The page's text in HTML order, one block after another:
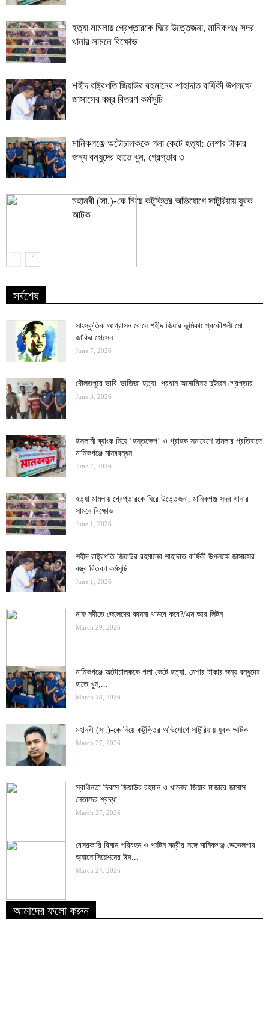
হত্যা মামলায় গ্রেপ্তারকে ঘিরে উত্তেজনা, মানিকগঞ্জ সদর
থানার সামনে বিক্ষোভ
শহীদ রাষ্ট্রপতি জিয়াউর রহমানের শাহাদাত বার্ষিকী উপলক্ষে
জাসাসের বস্ত্র বিতরণ কর্মসূচি
মানিকগঞ্জে অটোচালককে গলা কেটে হত্যা: নেশার টাকার
জন্য বন্ধুদের হাতে খুন, গ্রেপ্তার ৩
মহানবী (সা.)-কে নিয়ে কটুক্তির অভিযোগে সাটুরিয়ায় যুবক
আটক
সর্বশেষ
সাংস্কৃতিক আগ্রাসন রোধে শহীদ জিয়ার ভূমিকাঃ প্রকৌশলী মো.
জাকির হোসেন
June 7, 2026
দৌলতপুরে ভাবি-ভাতিজা হত্যা: প্রধান আসামিসহ দুইজন গ্রেপ্তার
June 3, 2026
ইসলামী ব্যাংক নিয়ে ‘হস্তক্ষেপ’ ও গ্রাহক সমাবেশে হামলার প্রতিবাদে
মানিকগঞ্জে মানববন্ধন
June 2, 2026
হত্যা মামলায় গ্রেপ্তারকে ঘিরে উত্তেজনা, মানিকগঞ্জ সদর থানার
সামনে বিক্ষোভ
June 1, 2026
শহীদ রাষ্ট্রপতি জিয়াউর রহমানের শাহাদাত বার্ষিকী উপলক্ষে জাসাসের
বস্ত্র বিতরণ কর্মসূচি
June 1, 2026
নাফ নদীতে জেলেদের কান্না থামবে কবে?/এম আর লিটন
March 29, 2026
মানিকগঞ্জে অটোচালককে গলা কেটে হত্যা: নেশার টাকার জন্য বন্ধুদের
হাতে খুন,...
March 28, 2026
মহানবী (সা.)-কে নিয়ে কটুক্তির অভিযোগে সাটুরিয়ায় যুবক আটক
March 27, 2026
স্বাধীনতা দিবসে জিয়াউর রহমান ও খালেদা জিয়ার মাজারে জাসাস
নেতাদের শ্রদ্ধা
March 27, 2026
বেসরকারি বিমান পরিবহন ও পর্যটন মন্ত্রীর সঙ্গে মানিকগঞ্জ ডেভেলপার
অ্যাসোসিয়েশনের ঈদ...
March 24, 2026
আমাদের ফলো করুন